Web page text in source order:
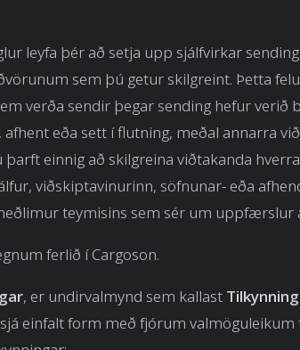
leyfa þér að setja upp sjálfvirkar
sem þú getur skilgreint. Þetta
verða sendir þegar sending hefur verið
afhent eða sett í flutning, meðal annarra
þarft einnig að skilgreina viðtakanda
viðskiptavinurinn, söfnunar- eða
teymisins sem sér um uppfærslur
ferlið í Cargoson.
, er undirvalmynd sem kallast
einfalt form með fjórum